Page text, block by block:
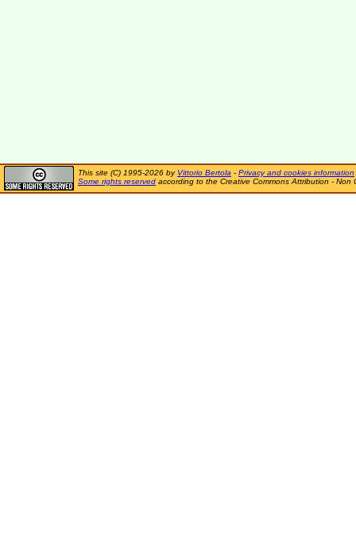
This site (C) 1995-2026 by Vittorio Bertola - Privacy and cookies information
Some rights reserved according to the Creative Commons Attribution - Non